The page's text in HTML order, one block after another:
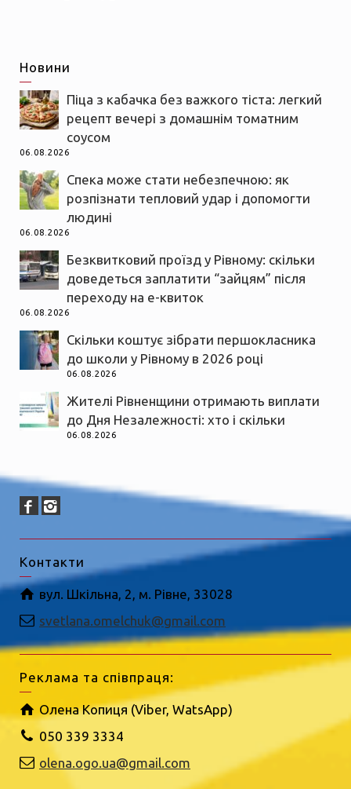
Новини
Піца з кабачка без важкого тіста: легкий
рецепт вечері з домашнім томатним
соусом
06.08.2026
Спека може стати небезпечною: як
розпізнати тепловий удар і допомогти
людині
06.08.2026
Безквитковий проїзд у Рівному: скільки
доведеться заплатити “зайцям” після
переходу на е-квиток
06.08.2026
Скільки коштує зібрати першокласника
до школи у Рівному в 2026 році
06.08.2026
Жителі Рівненщини отримають виплати
до Дня Незалежності: хто і скільки
06.08.2026
Контакти
вул. Шкільна, 2, м. Рівне, 33028
svetlana.omelchuk@gmail.com
Реклама та співпраця:
Олена Копиця (Viber, WatsApp)
050 339 3334
olena.ogo.ua@gmail.com